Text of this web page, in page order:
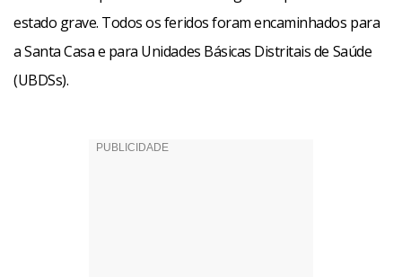
estado grave. Todos os feridos foram encaminhados para
a Santa Casa e para Unidades Básicas Distritais de Saúde
(UBDSs).